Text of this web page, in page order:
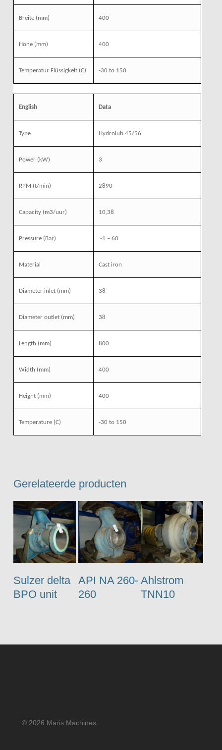
Breite (mm) 400
Höhe (mm) 400
Temperatur Flüssigkeit (C) -30 to 150
English Data
Type Hydrolub 45/56
Power (kW) 3
RPM (t/min) 2890
Capacity (m3/uur) 10,38
Pressure (Bar) -1 – 60
Material Cast iron
Diameter inlet (mm) 38
Diameter outlet (mm) 38
Length (mm) 800
Width (mm) 400
Height (mm) 400
Temperature (C) -30 to 150
Gerelateerde producten
Sulzer delta
BPO unit
API NA 260-
260
Ahlstrom
TNN10
© 2026 Maris Machines.